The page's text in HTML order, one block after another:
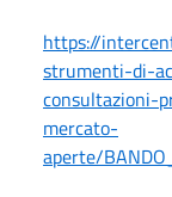
https://
strumenti-di-
consultazioni-
mercato-
aperte/